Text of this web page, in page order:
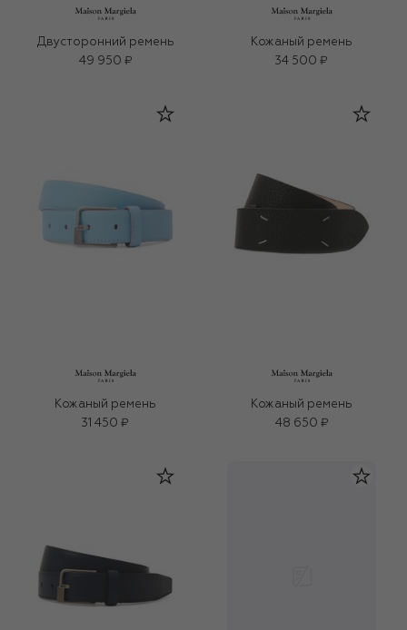
Двусторонний ремень
49 950 ₽
Кожаный ремень
34 500 ₽
Кожаный ремень
31 450 ₽
Кожаный ремень
48 650 ₽